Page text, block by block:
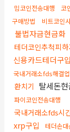
밈코인전송대행 코
구매방법
비트코인
불법자금현금화
테더코인추척피하
신용카드테더구입
국내거래소fds해결
환치기 탈세돈
파이코인전송대행
국내거래소fds시
xrp구입
테더손대